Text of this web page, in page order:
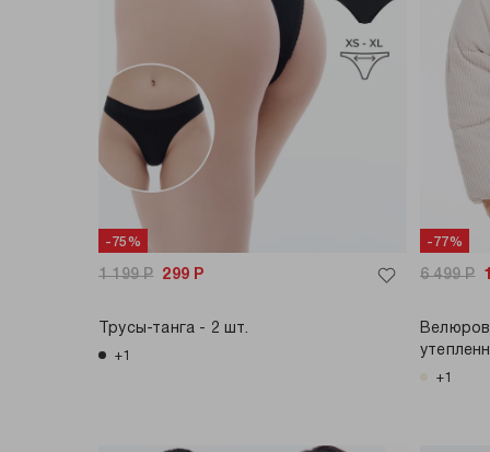
-75%
1 199Р 299 Р
Трусы-танга - 2 шт.
+1
-77%
6 499Р
+1